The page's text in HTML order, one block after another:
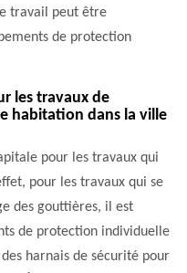
travail peut être
de protection
les travaux de
habitation dans la ville
pour les travaux qui
pour les travaux qui se
des gouttières, il est
de protection individuelle
harnais de sécurité pour